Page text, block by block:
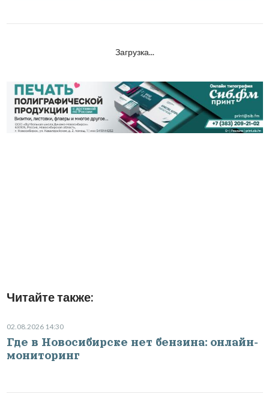
Загрузка...
Читайте также:
02.08.2026 14:30
Где в Новосибирске нет бензина: онлайн-
мониторинг